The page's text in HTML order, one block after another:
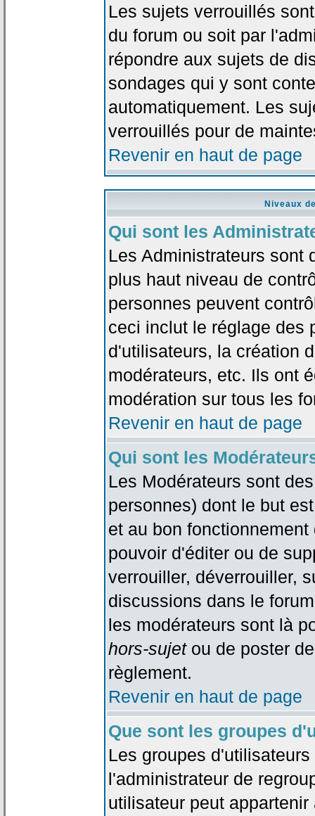
Les sujets verrouillés
du forum ou soit par
répondre aux sujets de
sondages qui y sont
automatiquement. Les
verrouillés pour de
Revenir en haut de page
Niveaux
Qui sont les
Les Administrateurs sont
plus haut niveau de
personnes peuvent
ceci inclut le réglage des
d'utilisateurs, la création
modérateurs, etc. Ils ont
modération sur tous les
Revenir en haut de page
Qui sont les
Les Modérateurs sont
personnes) dont le but
et au bon
pouvoir d'éditer ou de
verrouiller, déverrouiller,
discussions dans le
les modérateurs sont là
hors-sujetou de poster
règlement.
Revenir en haut de page
Que sont les groupes
Les groupes
l'administrateur de
utilisateur peut